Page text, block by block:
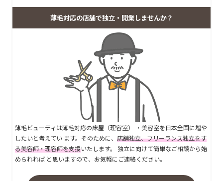
薄毛対応の店舗で独立・開業しませんか？
薄毛ビューティは薄毛対応の床屋（理容室） ・美容室を日本全国に増や
したいと考えてい ます。そのために、 店舗独立、フリーランス独立をす
る美容師・理容師を支援いたします。 独立に向けて簡単なご相談から始
められれば と思いますので、お気軽にご連絡ください。